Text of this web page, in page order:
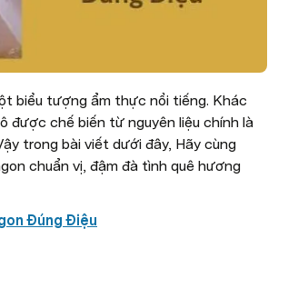
biểu tượng ẩm thực nổi tiếng. Khác
được chế biến từ nguyên liệu chính là
trong bài viết dưới đây, Hãy cùng
chuẩn vị, đậm đà tình quê hương
Đúng Điệu